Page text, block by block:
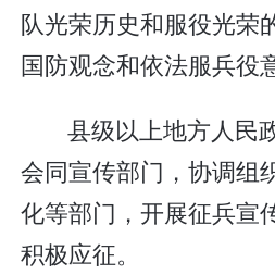
队光荣历史和服役光荣
国防观念和依法服兵役
县级以上地方人民
会同宣传部门，协调组
化等部门，开展征兵宣
积极应征。